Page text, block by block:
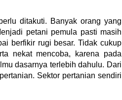
ditakuti. Banyak orang yang
petani pemula pasti masih
berfikir rugi besar. Tidak cukup
nekat mencoba, karena pada
dasarnya terlebih dahulu. Dari
Sektor pertanian sendiri